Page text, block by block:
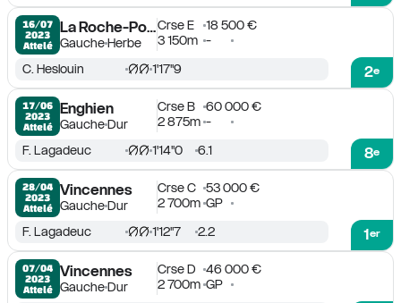
16/07
2023
Attelé
La Roche-Posay
GaucheHerbe
Crse E
18 500 €
3 150m -
2e
C. Heslouin 1'17''9
17/06
2023
Attelé
Enghien
GaucheDur
Crse B
60 000 €
2 875m -
8e
F. Lagadeuc 1'14''0 6.1
28/04
2023
Attelé
Vincennes
GaucheDur
Crse C
53 000 €
2 700m GP
1er
F. Lagadeuc 1'12''7 2.2
07/04
2023
Attelé
Vincennes
GaucheDur
Crse D
46 000 €
2 700m GP